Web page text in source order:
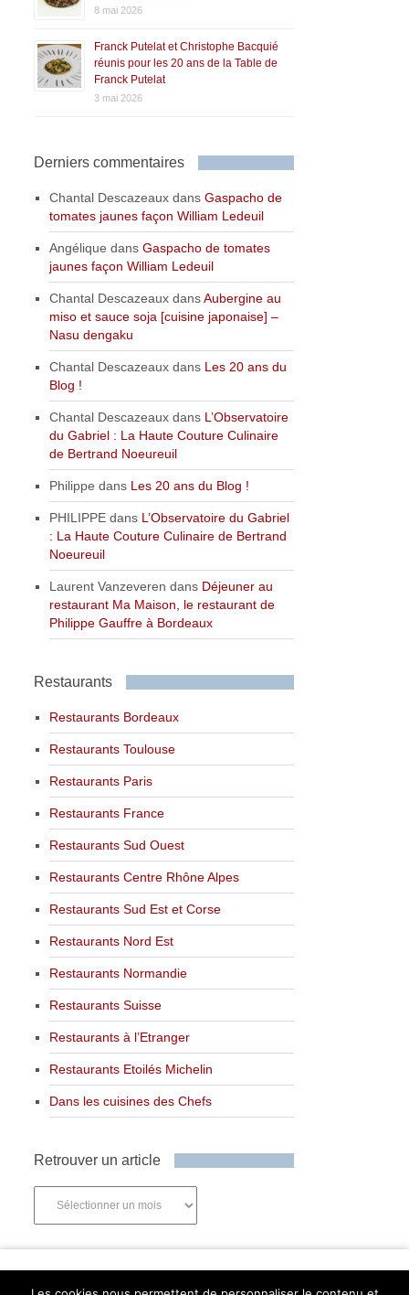
8 mai 2026
Franck Putelat et Christophe Bacquié
réunis pour les 20 ans de la Table de
Franck Putelat
3 mai 2026
Derniers commentaires
Chantal Descazeaux dansGaspacho de
tomates jaunes façon William Ledeuil
Angélique dansGaspacho de tomates
jaunes façon William Ledeuil
Chantal Descazeaux dansAubergine au
miso et sauce soja [cuisine japonaise] –
Nasu dengaku
Chantal Descazeaux dans Les 20 ans du
Blog !
Chantal Descazeaux dans L’Observatoire
du Gabriel : La Haute Couture Culinaire
de Bertrand Noeureuil
Philippe dans Les 20 ans du Blog !
PHILIPPE dans L’Observatoire du Gabriel
: La Haute Couture Culinaire de Bertrand
Noeureuil
Laurent Vanzeveren dans Déjeuner au
restaurant Ma Maison, le restaurant de
Philippe Gauffre à Bordeaux
Restaurants
Restaurants Bordeaux
Restaurants Toulouse
Restaurants Paris
Restaurants France
Restaurants Sud Ouest
Restaurants Centre Rhône Alpes
Restaurants Sud Est et Corse
Restaurants Nord Est
Restaurants Normandie
Restaurants Suisse
Restaurants à l’Etranger
Restaurants Etoilés Michelin
Dans les cuisines des Chefs
Retrouver un article